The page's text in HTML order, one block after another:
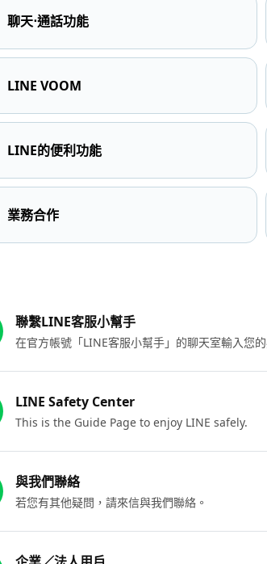
聊天⋅通話功能
LINE VOOM
LINE的便利功能
業務合作
聯繫LINE客服小幫手
在官方帳號「LINE客服小幫手」的聊天室輸入您
LINE Safety Center
This is the Guide Page to enjoy LINE safely.
與我們聯絡
若您有其他疑問，請來信與我們聯絡。